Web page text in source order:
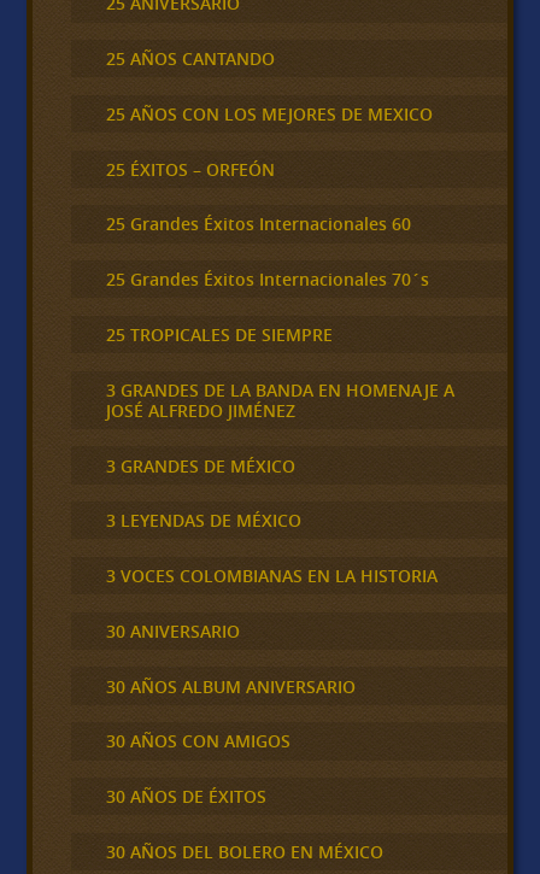
25 AÑOS CANTANDO
25 AÑOS CON LOS MEJORES DE MEXICO
25 ÉXITOS – ORFEÓN
25 Grandes Éxitos Internacionales 60
25 Grandes Éxitos Internacionales 70´s
25 TROPICALES DE SIEMPRE
3 GRANDES DE LA BANDA EN HOMENAJE A
JOSÉ ALFREDO JIMÉNEZ
3 GRANDES DE MÉXICO
3 LEYENDAS DE MÉXICO
3 VOCES COLOMBIANAS EN LA HISTORIA
30 ANIVERSARIO
30 AÑOS ALBUM ANIVERSARIO
30 AÑOS CON AMIGOS
30 AÑOS DE ÉXITOS
30 AÑOS DEL BOLERO EN MÉXICO